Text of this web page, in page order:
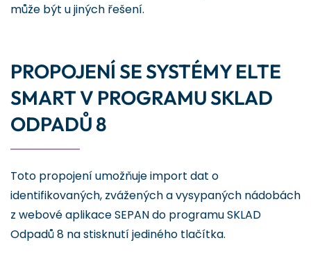
může být u jiných řešení.
PROPOJENÍ SE SYSTÉMY ELTE
SMART V PROGRAMU SKLAD
ODPADŮ 8
Toto propojení umožňuje import dat o
identifikovaných, zvážených a vysypaných nádobách
z webové aplikace SEPAN do programu SKLAD
Odpadů 8 na stisknutí jediného tlačítka.